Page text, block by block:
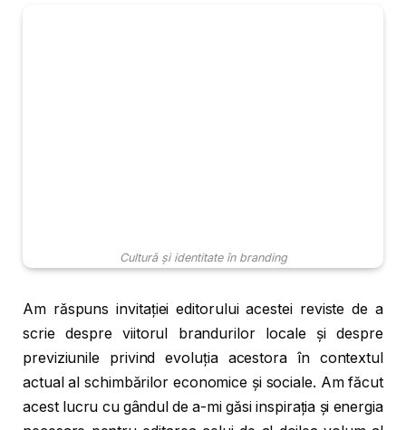
Cultură și identitate în branding
Am răspuns invitației editorului acestei reviste de a
scrie despre viitorul brandurilor locale și despre
previziunile privind evoluția acestora în contextul
actual al schimbărilor economice și sociale. Am făcut
acest lucru cu gândul de a-mi găsi inspirația și energia